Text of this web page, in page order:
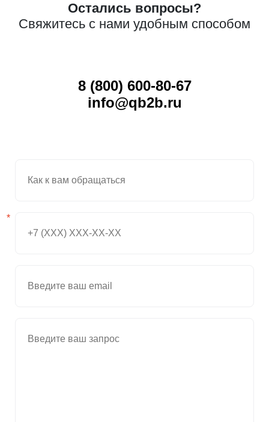
Остались вопросы?
Свяжитесь с нами удобным способом
8 (800) 600-80-67
info@qb2b.ru
*